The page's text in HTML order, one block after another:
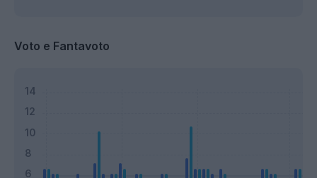
Voto e Fantavoto